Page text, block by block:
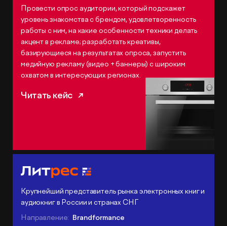
Провести опрос аудитории, который подскажет
уровень знакомства с брендом, удовлетворенность
работы с ним, на какие особенности техники делать
акцент в рекламе; разработать креативы,
базирующиеся на результатах опроса, запустить
медийную рекламу (видео + баннеры) с широким
охватом в интересующих регионах.
Читать кейс
Крупнейший представитель рынка электронных книг и
аудиокниг в России и странах СНГ
Направление: Brandformance